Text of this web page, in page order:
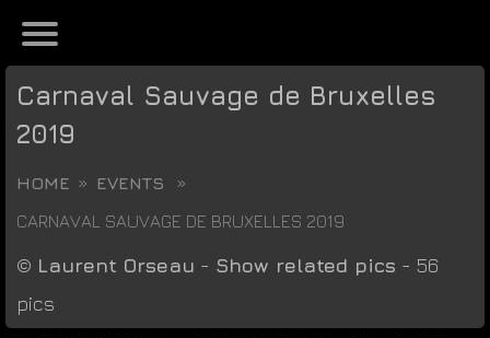
Carnaval Sauvage de Bruxelles
2019
HOME
EVENTS
CARNAVAL SAUVAGE DE BRUXELLES 2019
© Laurent Orseau - Show related pics - 56
pics